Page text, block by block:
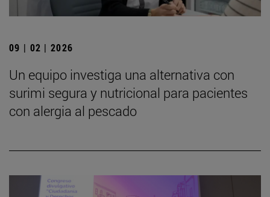
09 | 02 | 2026
Un equipo investiga una alternativa con
surimi segura y nutricional para pacientes
con alergia al pescado